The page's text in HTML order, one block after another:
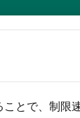
とで、制限